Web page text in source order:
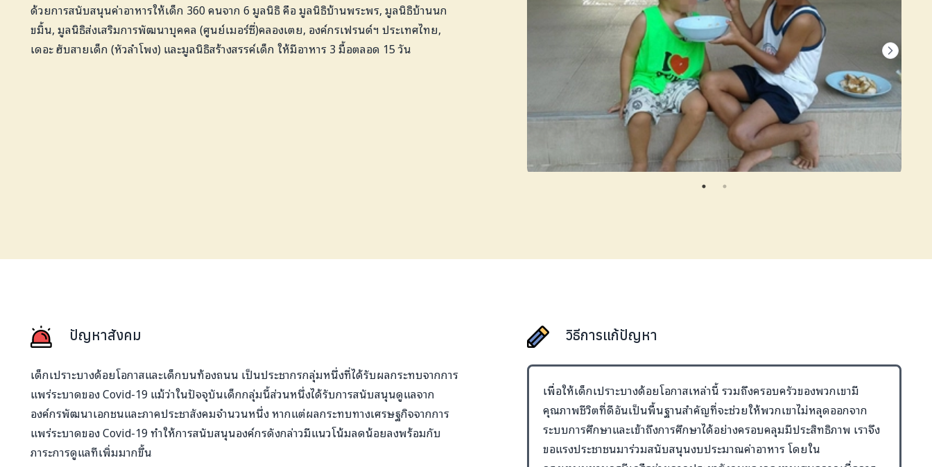
ด้วยการสนับสนุนค่าอาหารให้เด็ก 360 คนจาก 6 มูลนิธิ คือ มูลนิธิบ้านพระพร, มูลนิธิบ้านนก
ขมิ้น, มูลนิธิส่งเสริมการพัฒนาบุคคล (ศูนย์เมอร์ซี่)คลองเตย, องค์กรเฟรนด์ฯ ประเทศไทย,
เดอะ ฮับสายเด็ก (หัวลำโพง) และมูลนิธิสร้างสรรค์เด็ก ให้มีอาหาร 3 มื้อตลอด 15 วัน
ปัญหาสังคม
เด็กเปราะบางด้อยโอกาสและเด็กบนท้องถนน เป็นประชากรกลุ่มหนึ่งที่ได้รับผลกระทบจากการ
แพร่ระบาดของ Covid-19 แม้ว่าในปัจจุบันเด็กกลุ่มนี้ส่วนหนึ่งได้รับการสนับสนุนดูแลจาก
องค์กรพัฒนาเอกชนและภาคประชาสังคมจำนวนหนึ่ง หากแต่ผลกระทบทางเศรษฐกิจจากการ
แพร่ระบาดของ Covid-19 ทำให้การสนับสนุนองค์กรดังกล่าวมีแนวโน้มลดน้อยลงพร้อมกับ
ภาระการดูแลทีเพิ่มมากขึ้น
วิธีการแก้ปัญหา
เพื่อให้เด็กเปราะบางด้อยโอกาสเหล่านี้ รวมถึงครอบครัวของพวกเขามี
คุณภาพชีวิตที่ดีอันเป็นพื้นฐานสำคัญที่จะช่วยให้พวกเขาไม่หลุดออกจาก
ระบบการศึกษาและเข้าถึงการศึกษาได้อย่างครอบคลุมมีประสิทธิภาพ เราจึง
ขอแรงประชาชนมาร่วมสนับสนุนงบประมาณค่าอาหาร โดยใน